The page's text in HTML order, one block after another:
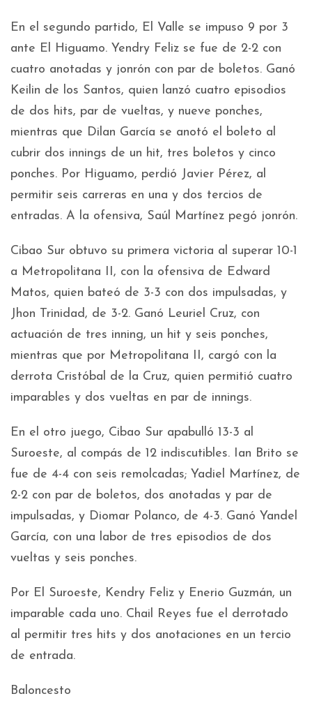
En el segundo partido, El Valle se impuso 9 por 3
ante El Higuamo. Yendry Feliz se fue de 2-2 con
cuatro anotadas y jonrón con par de boletos. Ganó
Keilin de los Santos, quien lanzó cuatro episodios
de dos hits, par de vueltas, y nueve ponches,
mientras que Dilan García se anotó el boleto al
cubrir dos innings de un hit, tres boletos y cinco
ponches. Por Higuamo, perdió Javier Pérez, al
permitir seis carreras en una y dos tercios de
entradas. A la ofensiva, Saúl Martínez pegó jonrón.
Cibao Sur obtuvo su primera victoria al superar 10-1
a Metropolitana II, con la ofensiva de Edward
Matos, quien bateó de 3-3 con dos impulsadas, y
Jhon Trinidad, de 3-2. Ganó Leuriel Cruz, con
actuación de tres inning, un hit y seis ponches,
mientras que por Metropolitana II, cargó con la
derrota Cristóbal de la Cruz, quien permitió cuatro
imparables y dos vueltas en par de innings.
En el otro juego, Cibao Sur apabulló 13-3 al
Suroeste, al compás de 12 indiscutibles. Ian Brito se
fue de 4-4 con seis remolcadas; Yadiel Martínez, de
2-2 con par de boletos, dos anotadas y par de
impulsadas, y Diomar Polanco, de 4-3. Ganó Yandel
García, con una labor de tres episodios de dos
vueltas y seis ponches.
Por El Suroeste, Kendry Feliz y Enerio Guzmán, un
imparable cada uno. Chail Reyes fue el derrotado
al permitir tres hits y dos anotaciones en un tercio
de entrada.
Baloncesto